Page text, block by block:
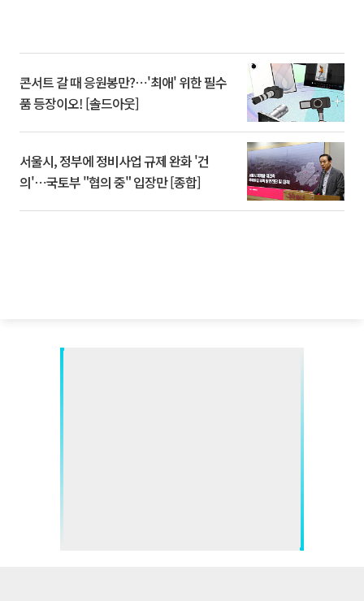
콘서트 갈 때 응원봉만?⋯'최애' 위한 필수
품 등장이오! [솔드아웃]
서울시, 정부에 정비사업 규제 완화 '건
의'⋯국토부 "협의 중" 입장만 [종합]